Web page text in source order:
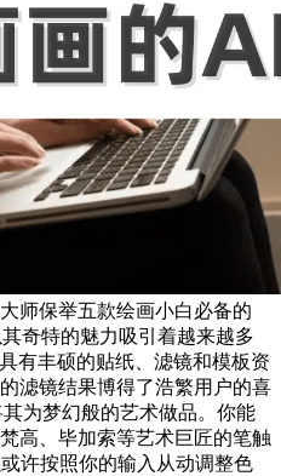
师保举五款绘画小白必备的
奇特的魅力吸引着越来越多
有丰硕的贴纸、滤镜和模板资
滤镜结果博得了浩繁用户的喜
为梦幻般的艺术做品。你能
高、毕加索等艺术巨匠的笔触
许按照你的输入从动调整色